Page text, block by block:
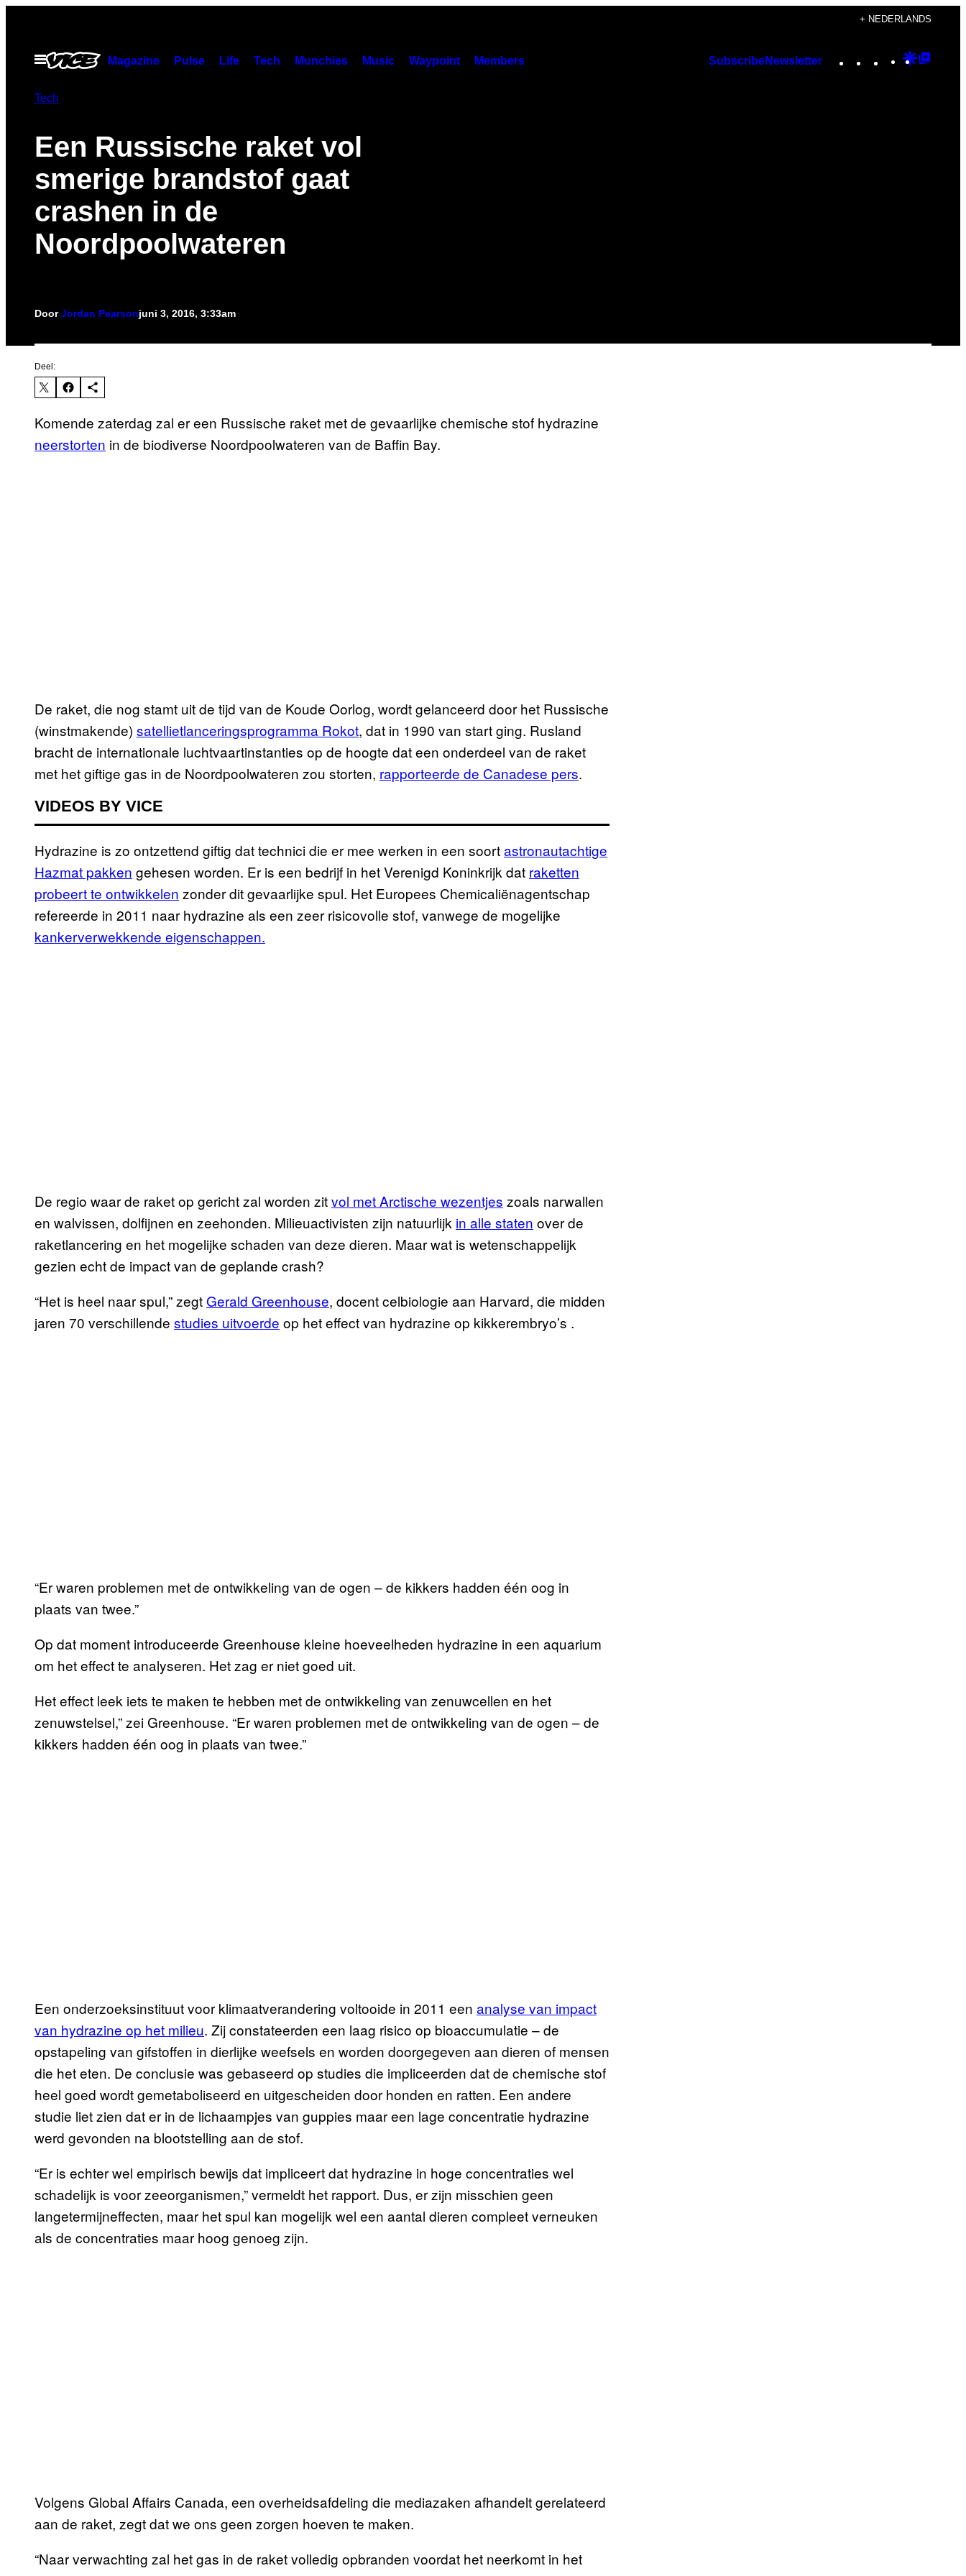
+ NEDERLANDS
Open
menu
Magazine Pulse Life Tech Munchies Music Waypoint Members SubscribeNewsletter Instagram
TikTok
YouTube
Google
Tech
Een Russische raket vol
smerige brandstof gaat
crashen in de
Noordpoolwateren
DoorJordan Pearsonjuni 3, 2016, 3:33am
Deel:
Komende zaterdag zal er een Russische raket met de gevaarlijke chemische stof hydrazine
neerstorten in de biodiverse Noordpoolwateren van de Baffin Bay.
De raket, die nog stamt uit de tijd van de Koude Oorlog, wordt gelanceerd door het Russische
(winstmakende) satellietlanceringsprogramma Rokot, dat in 1990 van start ging. Rusland
bracht de internationale luchtvaartinstanties op de hoogte dat een onderdeel van de raket
met het giftige gas in de Noordpoolwateren zou storten, rapporteerde de Canadese pers.
VIDEOS BY VICE
Hydrazine is zo ontzettend giftig dat technici die er mee werken in een soortastronautachtige
Hazmat pakken gehesen worden. Er is een bedrijf in het Verenigd Koninkrijk dat raketten
probeert te ontwikkelen zonder dit gevaarlijke spul. Het Europees Chemicaliënagentschap
refereerde in 2011 naar hydrazine als een zeer risicovolle stof, vanwege de mogelijke
kankerverwekkende eigenschappen.
De regio waar de raket op gericht zal worden zitvol met Arctische wezentjes zoals narwallen
en walvissen, dolfijnen en zeehonden. Milieuactivisten zijn natuurlijk in alle staten over de
raketlancering en het mogelijke schaden van deze dieren. Maar wat is wetenschappelijk
gezien echt de impact van de geplande crash?
“Het is heel naar spul,” zegt Gerald Greenhouse, docent celbiologie aan Harvard, die midden
jaren 70 verschillende studies uitvoerde op het effect van hydrazine op kikkerembryo’s .
“Er waren problemen met de ontwikkeling van de ogen – de kikkers hadden één oog in
plaats van twee.”
Op dat moment introduceerde Greenhouse kleine hoeveelheden hydrazine in een aquarium
om het effect te analyseren. Het zag er niet goed uit.
Het effect leek iets te maken te hebben met de ontwikkeling van zenuwcellen en het
zenuwstelsel,” zei Greenhouse. “Er waren problemen met de ontwikkeling van de ogen – de
kikkers hadden één oog in plaats van twee.”
Een onderzoeksinstituut voor klimaatverandering voltooide in 2011 een analyse van impact
van hydrazine op het milieu. Zij constateerden een laag risico op bioaccumulatie – de
opstapeling van gifstoffen in dierlijke weefsels en worden doorgegeven aan dieren of mensen
die het eten. De conclusie was gebaseerd op studies die impliceerden dat de chemische stof
heel goed wordt gemetaboliseerd en uitgescheiden door honden en ratten. Een andere
studie liet zien dat er in de lichaampjes van guppies maar een lage concentratie hydrazine
werd gevonden na blootstelling aan de stof.
“Er is echter wel empirisch bewijs dat impliceert dat hydrazine in hoge concentraties wel
schadelijk is voor zeeorganismen,” vermeldt het rapport. Dus, er zijn misschien geen
langetermijneffecten, maar het spul kan mogelijk wel een aantal dieren compleet verneuken
als de concentraties maar hoog genoeg zijn.
Volgens Global Affairs Canada, een overheidsafdeling die mediazaken afhandelt gerelateerd
aan de raket, zegt dat we ons geen zorgen hoeven te maken.
“Naar verwachting zal het gas in de raket volledig opbranden voordat het neerkomt in het